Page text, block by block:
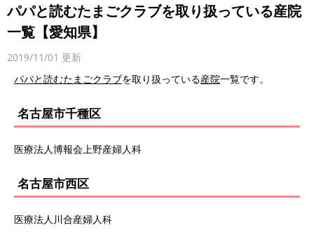
パパと読むたまごクラブを取り扱っている産院
一覧【愛知県】
2019/11/01 更新
パパと読むたまごクラブを取り扱っている産院一覧です。
名古屋市千種区
医療法人博報会上野産婦人科
名古屋市西区
医療法人川合産婦人科